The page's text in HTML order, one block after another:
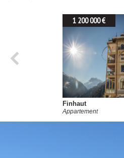
1 200 000 €
Finhaut
Appartement